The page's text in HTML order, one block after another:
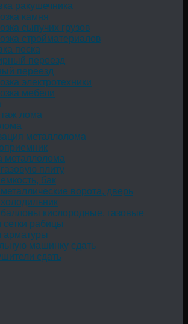
ракушечника
камня
сыпучих грузов
стройматериалов
песка
переезд
переезд
электротехники
мебели
лома
металлолома
металлолома
плиту
бак
ворота, дверь
кислородные, газовые
рабицы
арматуры
машинку сдать
сдать